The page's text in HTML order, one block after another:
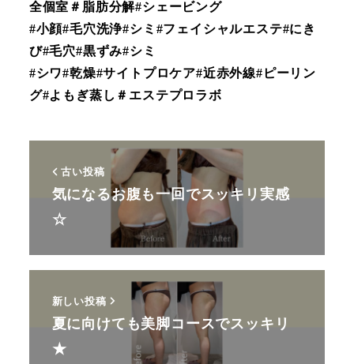
全個室＃脂肪分解#シェービング
#小顔#毛穴洗浄#シミ#フェイシャルエステ#にき
び#毛穴#黒ずみ#シミ
#シワ#乾燥#サイトプロケア#近赤外線#ピーリン
グ#よもぎ蒸し＃エステプロラボ
古い投稿
気になるお腹も一回でスッキリ実感
☆
新しい投稿
夏に向けても美脚コースでスッキリ
★